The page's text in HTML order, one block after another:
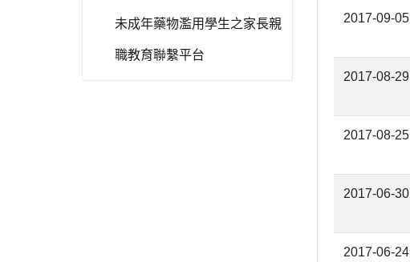
未成年藥物濫用學生之家長親
職教育聯繫平台
2017-09-05
2017-08-29
2017-08-25
2017-06-30
2017-06-24